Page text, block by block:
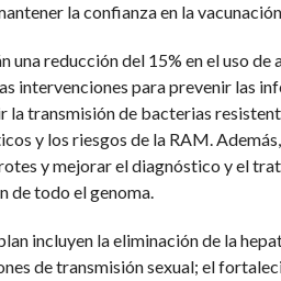
la confianza en la
una reducción del 15% en el uso
intervenciones para prevenir las
transmisión de bacterias
y los riesgos de la RAM.
y mejorar el diagnóstico y el
de todo el genoma.
incluyen la eliminación de la
de transmisión sexual; el